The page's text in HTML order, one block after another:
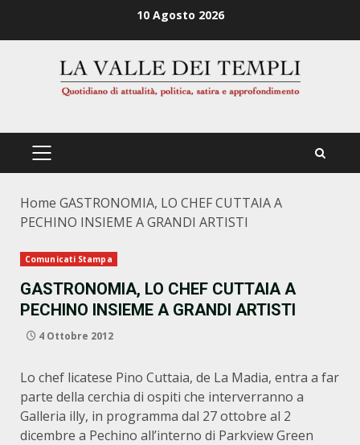
10 Agosto 2026
PRIMÄRES
Home GASTRONOMIA, LO CHEF CUTTAIA A
PECHINO INSIEME A GRANDI ARTISTI
Comunicati Stampa
GASTRONOMIA, LO CHEF CUTTAIA A
PECHINO INSIEME A GRANDI ARTISTI
4 Ottobre 2012
Lo chef licatese Pino Cuttaia, de La Madia, entra a far
parte della cerchia di ospiti che interverranno a
Galleria illy, in programma dal 27 ottobre al 2
dicembre a Pechino all’interno di Parkview Green